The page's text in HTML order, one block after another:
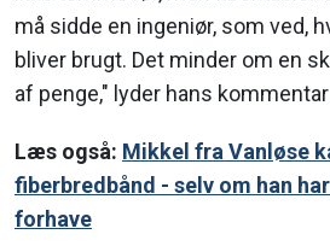
må sidde en ingeniør, som ved,
bliver brugt. Det minder om en
af penge," lyder hans
Læs også: Mikkel fra Vanløse
fiberbredbånd - selv om han
forhave